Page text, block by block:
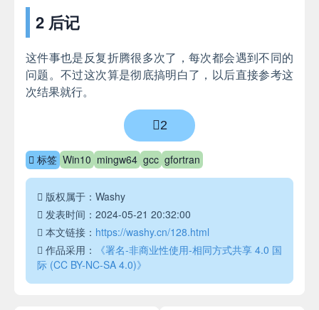
2 后记
这件事也是反复折腾很多次了，每次都会遇到不同的
问题。不过这次算是彻底搞明白了，以后直接参考这
次结果就行。
2
标签 Win10 mingw64 gcc gfortran
版权属于：Washy
发表时间：2024-05-21 20:32:00
本文链接： https://washy.cn/128.html
作品采用：
《署名-非商业性使用-相同方式共享 4.0 国
际 (CC BY-NC-SA 4.0)》